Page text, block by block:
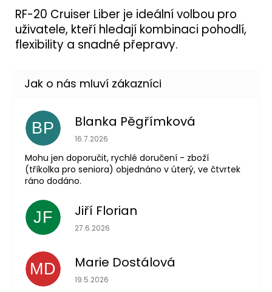
RF-20 Cruiser Liber je ideální volbou pro
uživatele, kteří hledají kombinaci pohodlí,
flexibility a snadné přepravy.
BP Blanka Pěgřímková
Hodnocení obchodu je 5 z 5 hvězdiček.
16.7.2026
Mohu jen doporučit, rychlé doručení - zboží
(tříkolka pro seniora) objednáno v úterý, ve čtvrtek
ráno dodáno.
JF Jiří Florian
Hodnocení obchodu je 5 z 5 hvězdiček.
27.6.2026
MD Marie Dostálová
Hodnocení obchodu je 5 z 5 hvězdiček.
19.5.2026